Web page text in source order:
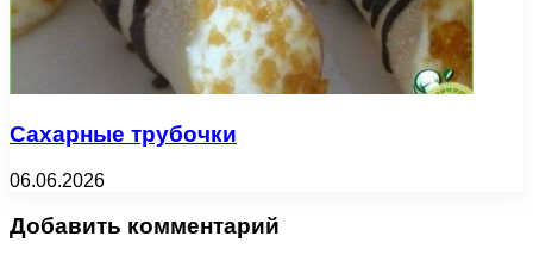
Сахарные трубочки
06.06.2026
Добавить комментарий